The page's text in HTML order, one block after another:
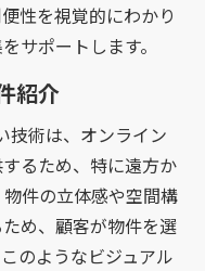
性を視覚的にわかり
サポートします。
紹介
技術は、オンライン
るため、特に遠方か
件の立体感や空間構
め、顧客が物件を選
のようなビジュアル